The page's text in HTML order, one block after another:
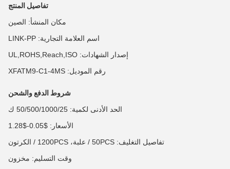
تفاصيل المنتج
مكان المنشأ: الصين
اسم العلامة التجارية: LINK-PP
إصدار الشهادات: UL,ROHS,Reach,ISO
رقم الموديل: XFATM9-C1-4MS
شروط الدفع والشحن
الحد الأدنى لكمية: 50/500/1000/25 ك
الأسعار: $0.05-$1.28
تفاصيل التغليف: 50PCS / علبة، 1200PCS / الكرتون
وقت التسليم: مخزون